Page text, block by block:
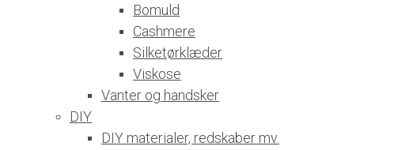
Bomuld
Cashmere
Silketørklæder
Viskose
Vanter og handsker
DIY
DIY materialer, redskaber mv.